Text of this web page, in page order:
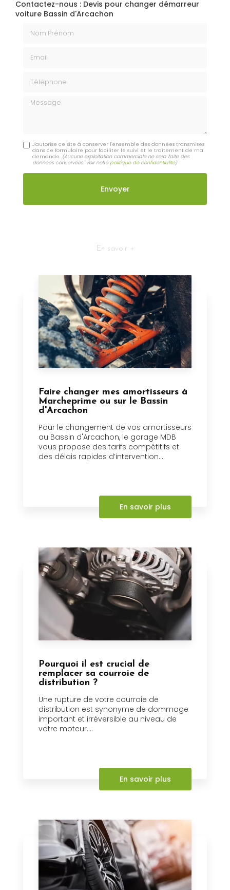
Contactez-nous : Devis pour changer démarreur
voiture Bassin d'Arcachon
Message
J'autorise ce site à conserver l'ensemble des données transmises
dans ce formulaire pour faciliter le suivi et le traitement de ma
demande. (Aucune exploitation commerciale ne sera faite des
données conservées. Voir notrepolitique de confidentialité)
En savoir +
Faire changer mes amortisseurs à
Marcheprime ou sur le Bassin
d'Arcachon
Pour le changement de vos amortisseurs
au Bassin d'Arcachon, le garage MDB
vous propose des tarifs compétitifs et
des délais rapides d’intervention....
En savoir plus
Pourquoi il est crucial de
remplacer sa courroie de
distribution ?
Une rupture de votre courroie de
distribution est synonyme de dommage
important et irréversible au niveau de
votre moteur....
En savoir plus